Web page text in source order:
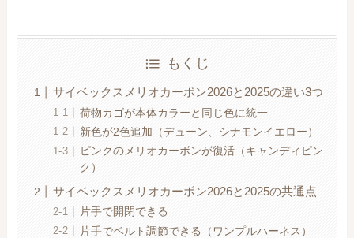
もくじ
サイベックスメリオカーボン2026と2025の違い3つ
荷物カゴが本体カラーと同じ色に統一
新色が2色追加（デューン、シナモンイエロー）
ピンクのメリオカーボンが復活（キャンディピン
ク）
サイベックスメリオカーボン2026と2025の共通点
片手で開閉できる
片手でベルト調節できる（ワンプルハーネス）